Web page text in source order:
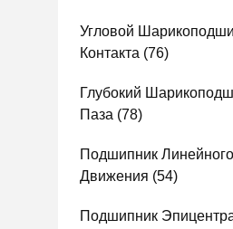
Угловой
Контакта (76)
Глубокий
Паза (78)
Подшипник Линейного
Движения (54)
Подшипник